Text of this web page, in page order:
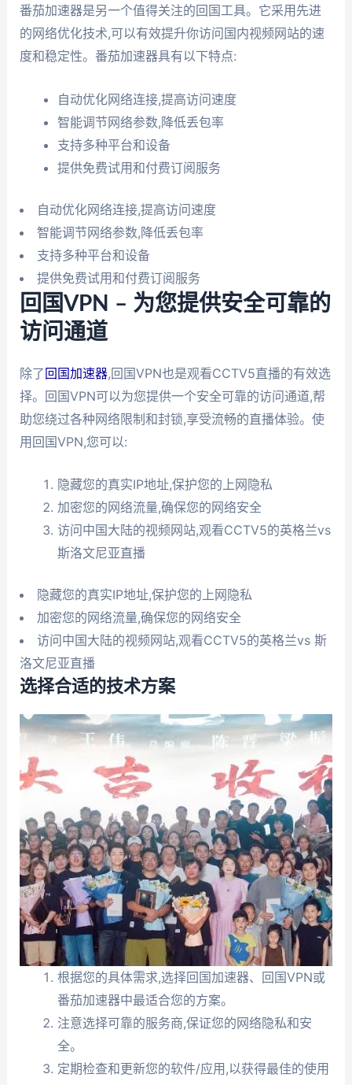
番茄加速器是另一个值得关注的回国工具。它采用先进
的网络优化技术,可以有效提升你访问国内视频网站的速
度和稳定性。番茄加速器具有以下特点:
自动优化网络连接,提高访问速度
智能调节网络参数,降低丢包率
支持多种平台和设备
提供免费试用和付费订阅服务
自动优化网络连接,提高访问速度
智能调节网络参数,降低丢包率
支持多种平台和设备
提供免费试用和付费订阅服务
回国VPN – 为您提供安全可靠的
访问通道
除了回国加速器,回国VPN也是观看CCTV5直播的有效选
择。回国VPN可以为您提供一个安全可靠的访问通道,帮
助您绕过各种网络限制和封锁,享受流畅的直播体验。使
用回国VPN,您可以:
隐藏您的真实IP地址,保护您的上网隐私
加密您的网络流量,确保您的网络安全
访问中国大陆的视频网站,观看CCTV5的英格兰vs
斯洛文尼亚直播
隐藏您的真实IP地址,保护您的上网隐私
加密您的网络流量,确保您的网络安全
访问中国大陆的视频网站,观看CCTV5的英格兰vs 斯
洛文尼亚直播
选择合适的技术方案
根据您的具体需求,选择回国加速器、回国VPN或
番茄加速器中最适合您的方案。
注意选择可靠的服务商,保证您的网络隐私和安
全。
定期检查和更新您的软件/应用,以获得最佳的使用